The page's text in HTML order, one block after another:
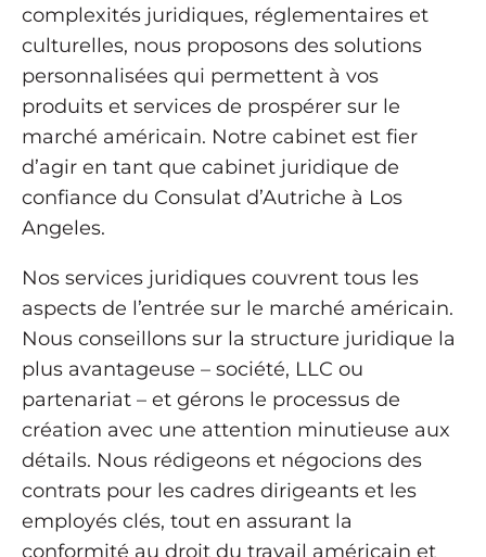
complexités juridiques, réglementaires et
culturelles, nous proposons des solutions
personnalisées qui permettent à vos
produits et services de prospérer sur le
marché américain. Notre cabinet est fier
d’agir en tant que cabinet juridique de
confiance du Consulat d’Autriche à Los
Angeles.
Nos services juridiques couvrent tous les
aspects de l’entrée sur le marché américain.
Nous conseillons sur la structure juridique la
plus avantageuse – société, LLC ou
partenariat – et gérons le processus de
création avec une attention minutieuse aux
détails. Nous rédigeons et négocions des
contrats pour les cadres dirigeants et les
employés clés, tout en assurant la
conformité au droit du travail américain et